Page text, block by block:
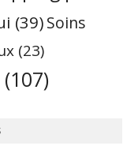
(39)Soins
(23)
(107)